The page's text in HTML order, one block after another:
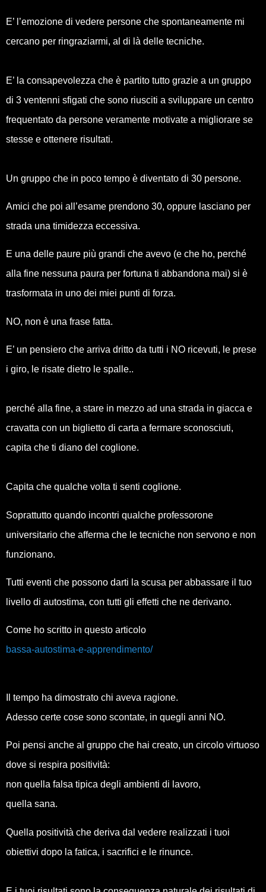
E’ l’emozione di vedere persone che spontaneamente mi
cercano per ringraziarmi, al di là delle tecniche.
E’ la consapevolezza che è partito tutto grazie a un gruppo
di 3 ventenni sfigati che sono riusciti a sviluppare un centro
frequentato da persone veramente motivate a migliorare se
stesse e ottenere risultati.
Un gruppo che in poco tempo è diventato di 30 persone.
Amici che poi all’esame prendono 30, oppure lasciano per
strada una timidezza eccessiva.
E una delle paure più grandi che avevo (e che ho, perché
alla fine nessuna paura per fortuna ti abbandona mai) si è
trasformata in uno dei miei punti di forza.
NO, non è una frase fatta.
E’ un pensiero che arriva dritto da tutti i NO ricevuti, le prese
i giro, le risate dietro le spalle..
perché alla fine, a stare in mezzo ad una strada in giacca e
cravatta con un biglietto di carta a fermare sconosciuti,
capita che ti diano del coglione.
Capita che qualche volta ti senti coglione.
Soprattutto quando incontri qualche professorone
universitario che afferma che le tecniche non servono e non
funzionano.
Tutti eventi che possono darti la scusa per abbassare il tuo
livello di autostima, con tutti gli effetti che ne derivano.
Come ho scritto in questo articolo
bassa-autostima-e-apprendimento/
Il tempo ha dimostrato chi aveva ragione.
Adesso certe cose sono scontate, in quegli anni NO.
Poi pensi anche al gruppo che hai creato, un circolo virtuoso
dove si respira positività:
non quella falsa tipica degli ambienti di lavoro,
quella sana.
Quella positività che deriva dal vedere realizzati i tuoi
obiettivi dopo la fatica, i sacrifici e le rinunce.